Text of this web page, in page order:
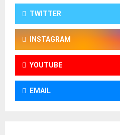
TWITTER
INSTAGRAM
YOUTUBE
EMAIL